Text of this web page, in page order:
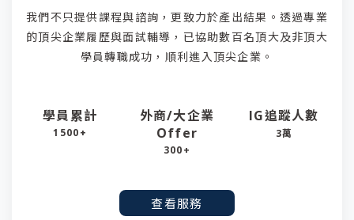
我們不只提供課程與諮詢，更致力於產出結果。透過專業
的頂尖企業履歷與面試輔導，已協助數百名頂大及非頂大
學員轉職成功，順利進入頂尖企業。
學員累計
1500+
外商/大企業
Offer
300+
IG追蹤人數
3萬
查看服務